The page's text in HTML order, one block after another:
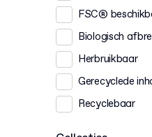
FSC®
Biologisch
Herbruikbaar
Gerecyclede
Recyclebaar